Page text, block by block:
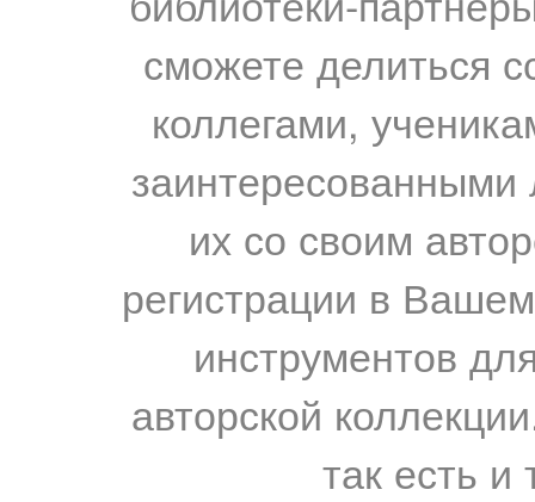
сможете делиться
коллегами,
их со своим
регистрации в
инструментов
авторской
так есть и